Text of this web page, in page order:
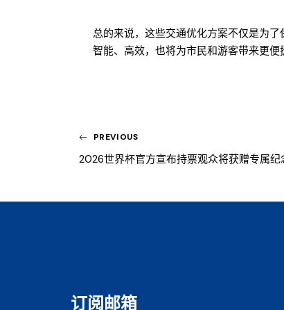
总的来说，这些交通优化方案不仅是为
智能、高效，也将为市民和游客带来更
PREVIOUS
2026世界杯官方宣布持票观众将获赠专属纪
订阅邮箱